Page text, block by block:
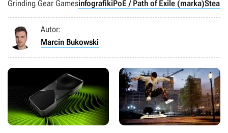
Grinding Gear GamesinfografikiPoE / Path of Exile (marka)
Autor:
Marcin Bukowski